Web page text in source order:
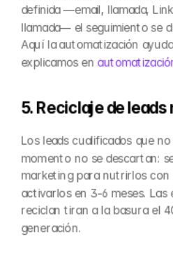
definida —email, llamada,
llamada— el seguimiento se
Aquí la automatización
explicamos en
5. Reciclaje de
Los leads cualificados que
momento no se descartan:
marketing para nutrirlos
activarlos en 3-6 meses. Las
reciclan tiran a la basura el
generación.